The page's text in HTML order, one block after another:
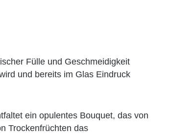
Fülle und Geschmeidigkeit
und bereits im Glas Eindruck
ein opulentes Bouquet, das von
Trockenfrüchten das